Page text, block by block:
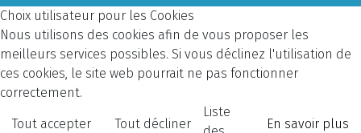
Choix utilisateur pour les Cookies
Nous utilisons des cookies afin de vous proposer les
meilleurs services possibles. Si vous déclinez l'utilisation de
ces cookies, le site web pourrait ne pas fonctionner
correctement.
Tout accepter Tout décliner En savoir plus
Liste